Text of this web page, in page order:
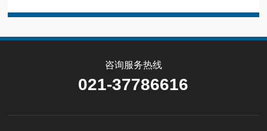
咨询服务热线
021-37786616